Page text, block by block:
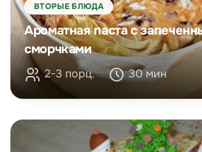
ВТОРЫЕ БЛЮДА
Ароматная паста с
сморчками
2-3 порц. 30 мин